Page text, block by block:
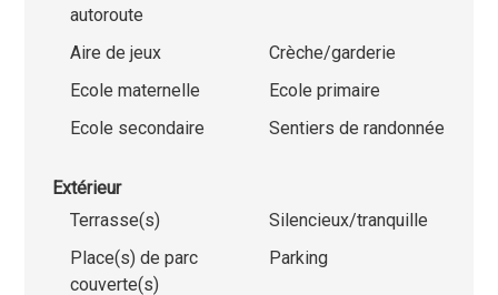
autoroute
Aire de jeux
Crèche/garderie
Ecole maternelle
Ecole primaire
Ecole secondaire
Sentiers de randonnée
Extérieur
Terrasse(s)
Silencieux/tranquille
Place(s) de parc
couverte(s)
Parking